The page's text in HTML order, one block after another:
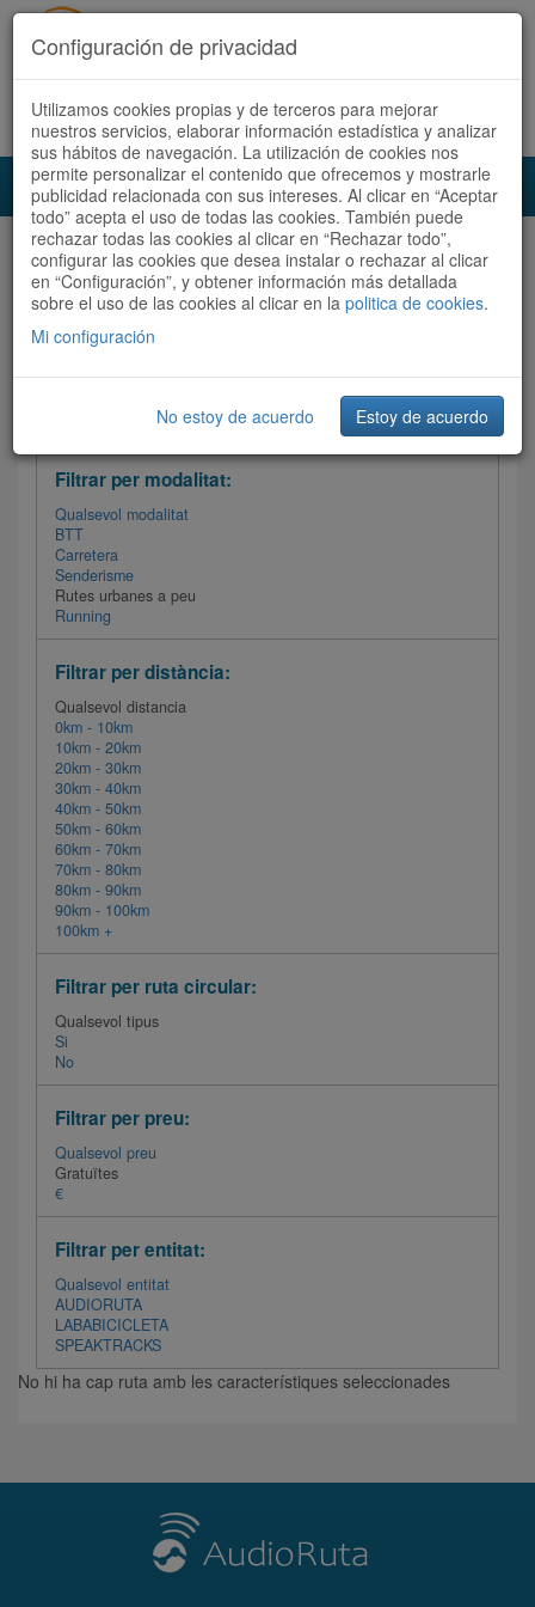
Accedeix Registra't ara Español Català
Audioruta Totes les rutes
Totes les rutes Ordenar per:Més recents/ Dificultat /
Filtrar les rutes
Filtrar per modalitat:
Qualsevol modalitat
BTT
Carretera
Senderisme
Rutes urbanes a peu
Running
Filtrar per distància:
Qualsevol distancia
0km - 10km
10km - 20km
20km - 30km
30km - 40km
40km - 50km
50km - 60km
60km - 70km
70km - 80km
80km - 90km
90km - 100km
100km +
Filtrar per ruta circular:
Qualsevol tipus
Si
No
Filtrar per preu:
Qualsevol preu
Gratuïtes
€
Filtrar per entitat:
Qualsevol entitat
AUDIORUTA
LABABICICLETA
SPEAKTRACKS
No hi ha cap ruta amb les característiques seleccionades
Configuración de privacidad
Utilizamos cookies propias y de terceros para mejorar
nuestros servicios, elaborar información estadística y analizar
sus hábitos de navegación. La utilización de cookies nos
permite personalizar el contenido que ofrecemos y mostrarle
publicidad relacionada con sus intereses. Al clicar en “Aceptar
todo” acepta el uso de todas las cookies. También puede
rechazar todas las cookies al clicar en “Rechazar todo”,
configurar las cookies que desea instalar o rechazar al clicar
en “Configuración”, y obtener información más detallada
sobre el uso de las cookies al clicar en la politica de cookies.
Mi configuración
No estoy de acuerdo Estoy de acuerdo